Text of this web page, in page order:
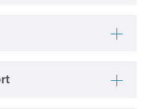
Nr. 61-106 für Studierende